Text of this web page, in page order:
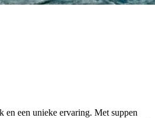
en een unieke ervaring. Met suppen